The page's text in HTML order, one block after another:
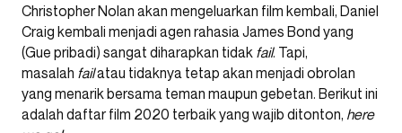
Christopher Nolan akan mengeluarkan film kembali, Daniel
Craig kembali menjadi agen rahasia James Bond yang
(Gue pribadi) sangat diharapkan tidak fail. Tapi,
masalah failatau tidaknya tetap akan menjadi obrolan
yang menarik bersama teman maupun gebetan. Berikut ini
adalah daftar film 2020 terbaik yang wajib ditonton, here